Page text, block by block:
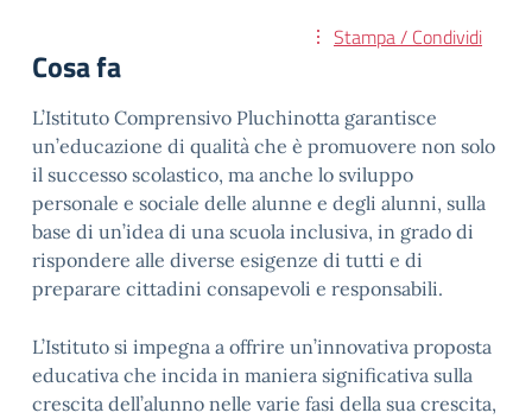
Stampa / Condividi
Cosa fa
L’Istituto Comprensivo Pluchinotta garantisce
un’educazione di qualità che è promuovere non solo
il successo scolastico, ma anche lo sviluppo
personale e sociale delle alunne e degli alunni, sulla
base di un’idea di una scuola inclusiva, in grado di
rispondere alle diverse esigenze di tutti e di
preparare cittadini consapevoli e responsabili.
L’Istituto si impegna a offrire un’innovativa proposta
educativa che incida in maniera significativa sulla
crescita dell’alunno nelle varie fasi della sua crescita,